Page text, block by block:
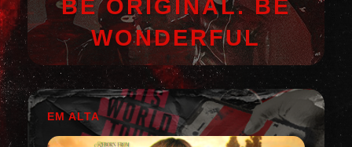
BE ORIGINAL. BE
WONDERFUL
EM ALTA